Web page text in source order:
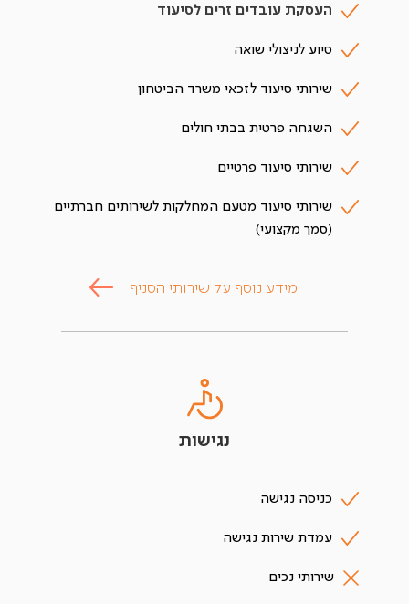
העסקת עובדים זרים לסיעוד
סיוע לניצולי שואה
שירותי סיעוד לזכאי משרד הביטחון
השגחה פרטית בבתי חולים
שירותי סיעוד פרטיים
שירותי סיעוד מטעם המחלקות לשירותים חברתיים
(סמך מקצועי)
מידע נוסף על שירותי הסניף
נגישות
כניסה נגישה
עמדת שירות נגישה
שירותי נכים